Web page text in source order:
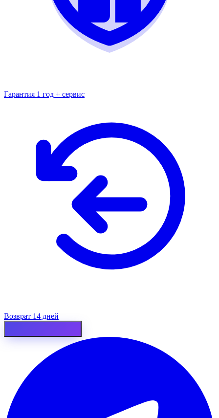
Гарантия 1 год + сервис
Возврат 14 дней